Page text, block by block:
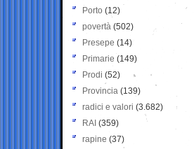
Porto (12)
povertà (502)
Presepe (14)
Primarie (149)
Prodi (52)
Provincia (139)
radici e valori (3.682)
RAI (359)
rapine (37)